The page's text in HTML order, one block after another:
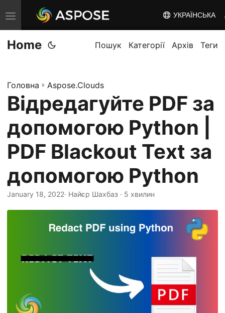
T
o
g
e
n
v
i
g
a
t
i
УКРАЇНСЬКА
Home Пошук Категорії Архів Теги
Головна » Aspose.Clouds
Відредагуйте PDF за
допомогою Python |
PDF Blackout Text за
допомогою Python
January 18, 2022· Найєр Шахбаз · 5 хвилин